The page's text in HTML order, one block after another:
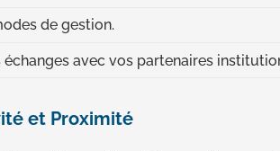
de gestion.
avec vos partenaires
et Proximité